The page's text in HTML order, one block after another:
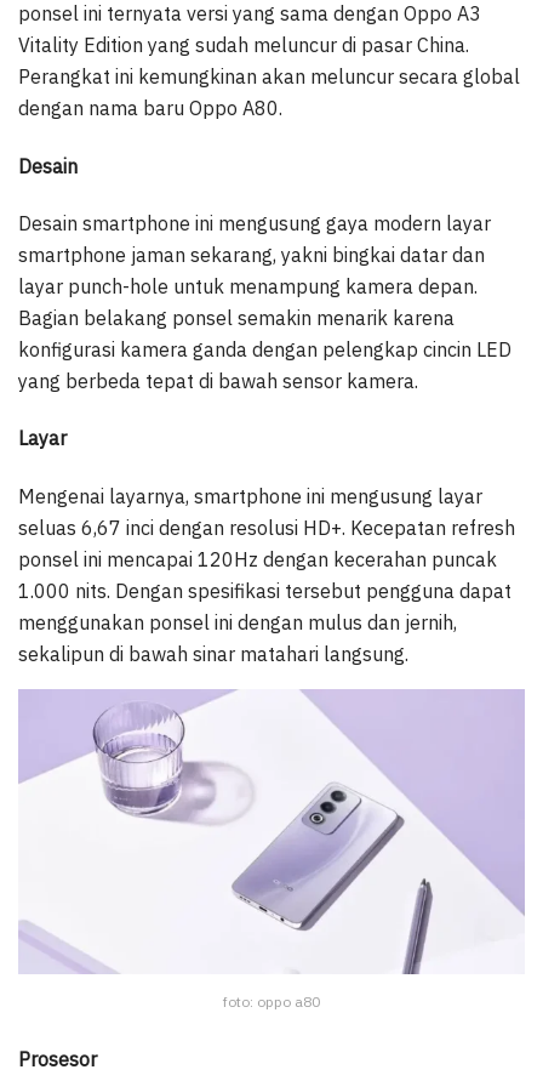
ponsel ini ternyata versi yang sama dengan Oppo A3
Vitality Edition yang sudah meluncur di pasar China.
Perangkat ini kemungkinan akan meluncur secara global
dengan nama baru Oppo A80.
Desain
Desain smartphone ini mengusung gaya modern layar
smartphone jaman sekarang, yakni bingkai datar dan
layar punch-hole untuk menampung kamera depan.
Bagian belakang ponsel semakin menarik karena
konfigurasi kamera ganda dengan pelengkap cincin LED
yang berbeda tepat di bawah sensor kamera.
Layar
Mengenai layarnya, smartphone ini mengusung layar
seluas 6,67 inci dengan resolusi HD+. Kecepatan refresh
ponsel ini mencapai 120Hz dengan kecerahan puncak
1.000 nits. Dengan spesifikasi tersebut pengguna dapat
menggunakan ponsel ini dengan mulus dan jernih,
sekalipun di bawah sinar matahari langsung.
foto: oppo a80
Prosesor